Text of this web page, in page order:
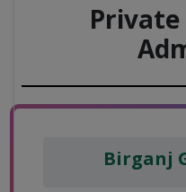
Birganj